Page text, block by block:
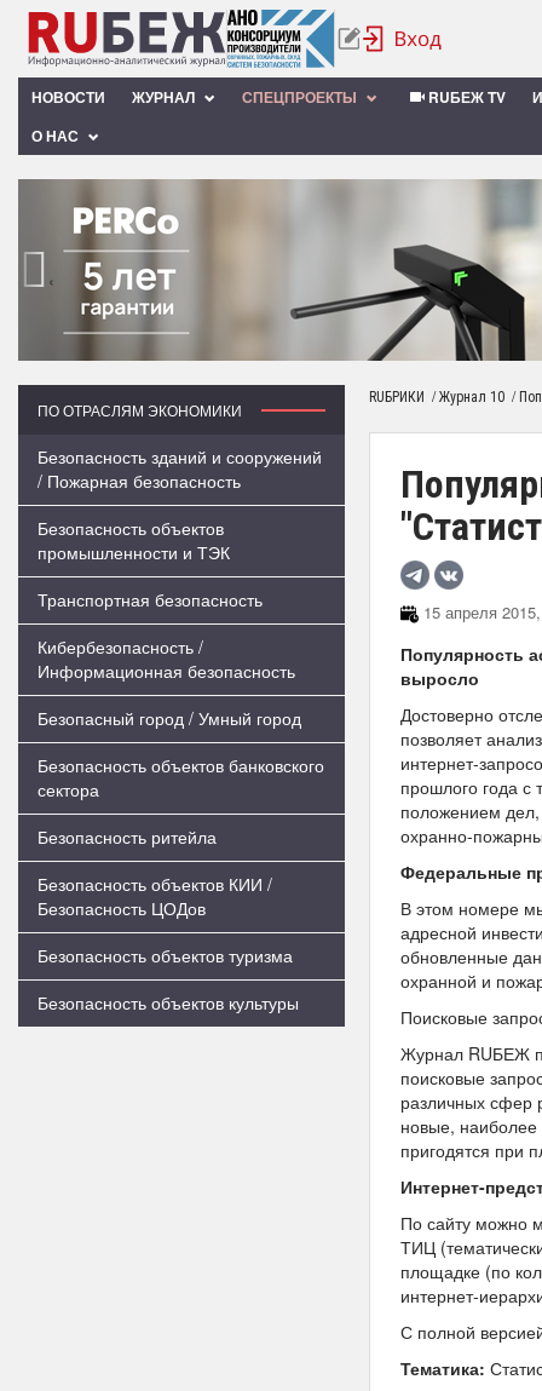
НОВОСТИ ЖУРНАЛ СПЕЦПРОЕКТЫ RUБЕЖ TV
О НАС
‹
ПО ОТРАСЛЯМ ЭКОНОМИКИ
Безопасность зданий и сооружений
/ Пожарная безопасность
Безопасность объектов
промышленности и ТЭК
Транспортная безопасность
Кибербезопасность /
Информационная безопасность
Безопасный город / Умный город
Безопасность объектов банковского
сектора
Безопасность ритейла
Безопасность объектов КИИ /
Безопасность ЦОДов
Безопасность объектов туризма
Безопасность объектов культуры
RUБРИКИ /Журнал 10 /
15 апреля
Популярность
выросло
Достоверно
позволяет
интернет-
прошлого года с
положением
охранно-
Федеральные
В этом номере
адресной
обновленные
охранной и
Поисковые
Журнал RUБЕЖ
поисковые
различных сфер
новые, наиболее
пригодятся при
Интернет-
По сайту можно
ТИЦ
площадке (по
интернет-
С полной
Тематика: